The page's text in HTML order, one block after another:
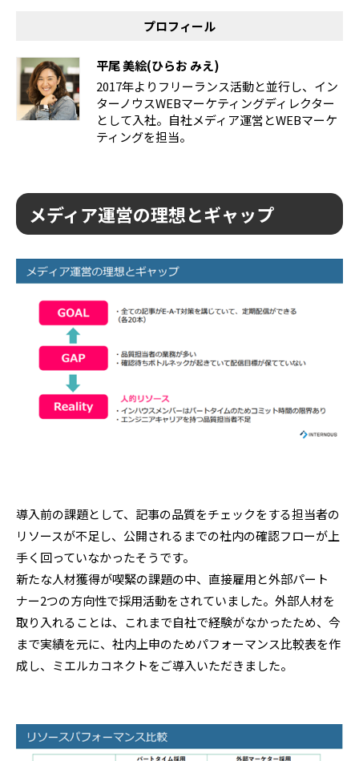
プロフィール
平尾 美絵(ひらお みえ)
2017年よりフリーランス活動と並行し、イン
ターノウスWEBマーケティングディレクター
として入社。自社メディア運営とWEBマーケ
ティングを担当。
メディア運営の理想とギャップ
導入前の課題として、記事の品質をチェックをする担当者の
リソースが不足し、公開されるまでの社内の確認フローが上
手く回っていなかったそうです。
新たな人材獲得が喫緊の課題の中、直接雇用と外部パート
ナー2つの方向性で採用活動をされていました。外部人材を
取り入れることは、これまで自社で経験がなかったため、今
まで実績を元に、社内上申のためパフォーマンス比較表を作
成し、ミエルカコネクトをご導入いただきました。